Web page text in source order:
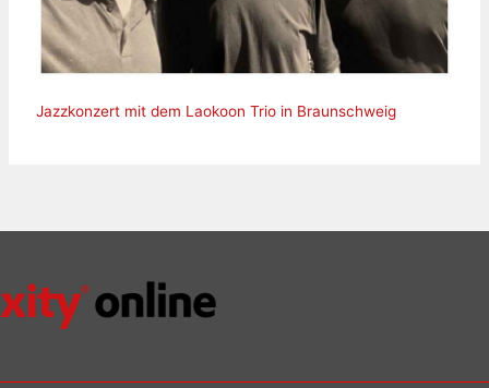
Jazzkonzert mit dem Laokoon Trio in Braunschweig